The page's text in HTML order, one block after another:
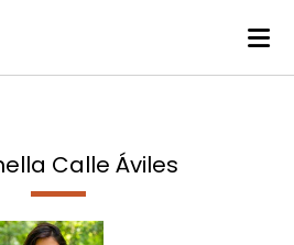
Calle Áviles